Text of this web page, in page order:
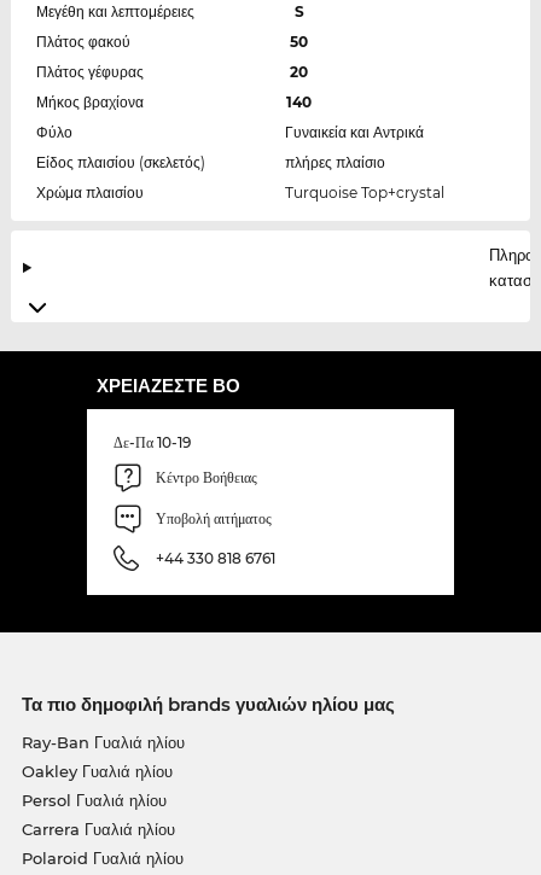
Μεγέθη και λεπτομέρειες
S
Πλάτος φακού
50
Πλάτος γέφυρας
20
Μήκος βραχίονα
140
Φύλο
Γυναικεία και Αντρικά
Είδος πλαισίου (σκελετός)
πλήρες πλαίσιο
Χρώμα πλαισίου
Turquoise Top+crystal
ΧΡΕΙΆΖΕΣΤΕ ΒΟ
Δε-Πα 10-19
Κέντρο Βοήθειας
Υποβολή αιτήματος
+44 330 818 6761
Τα πιο δημοφιλή brands γυαλιών ηλίου μας
Ray-Ban Γυαλιά ηλίου
Oakley Γυαλιά ηλίου
Persol Γυαλιά ηλίου
Carrera Γυαλιά ηλίου
Polaroid Γυαλιά ηλίου